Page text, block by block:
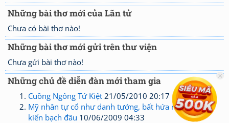
Những bài thơ mới của Lãn tử
Chưa có bài thơ nào!
Những bài thơ mới gửi trên thư viện
Chưa gửi bài thơ nào!
Những chủ đề diễn đàn mới tham gia
Cuồng Ngông Tứ Kiệt 21/05/2010 20:17
Mỹ nhân tự cổ như danh tướng, bất hứa nhân gian
kiến bạch đâu 10/06/2009 04:33